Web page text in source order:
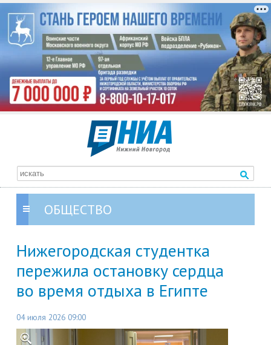
ОБЩЕСТВО
Нижегородская студентка
пережила остановку сердца
во время отдыха в Египте
04 июля 2026 09:00